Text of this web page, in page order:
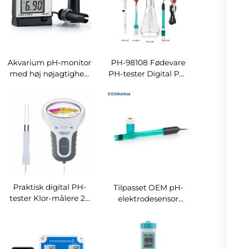
Akvarium pH-monitor
med høj nøjagtighed
PH-98108 Fødevare
PH-tester Digital PH-
Glaselektrode til Vand
til Køkken
Praktisk digital PH-
tester Klor-målere 2 i
Tilpasset OEM pH-
elektrodesensor
sensor med ORP-
elektrode til
vandtestere